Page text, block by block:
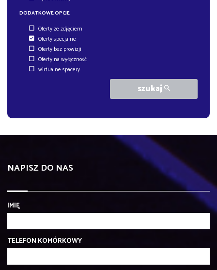
DODATKOWE OPCJE
Oferty ze zdjęciem
Oferty specjalne
Oferty bez prowizji
Oferty na wyłączność
wirtualne spacery
szukaj
NAPISZ DO NAS
IMIĘ
TELEFON KOMÓRKOWY